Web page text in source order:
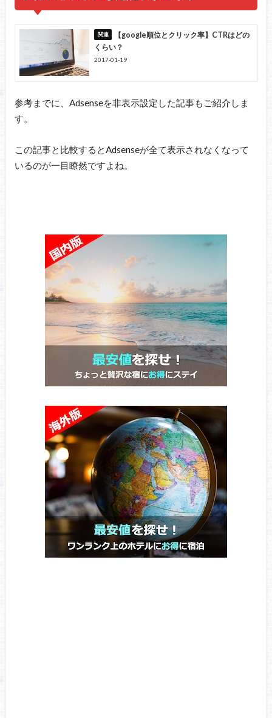
【google順位とクリック率】CTRはどの
くらい？
2017-01-19
参考までに、Adsenseを非表示設定した記事もご紹介しま
す。
この記事と比較するとAdsenseが全て表示されなくなって
いるのが一目瞭然ですよね。